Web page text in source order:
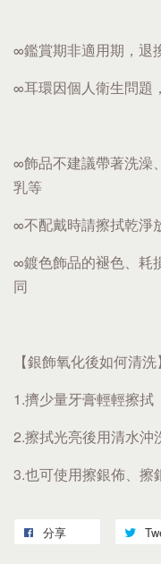
∞鑑賞期非適用期，退
∞耳環因個人衛生問題
∞飾品不建議帶著洗澡
乳等
∞不配戴時請擦拭乾淨
∞鍍色飾品的褪色、耗
同
【銀飾氧化後如何清洗】
1.擠少量牙膏輕輕擦拭
2.擦拭光亮後用清水沖
3.也可使用擦銀佈、擦
分享